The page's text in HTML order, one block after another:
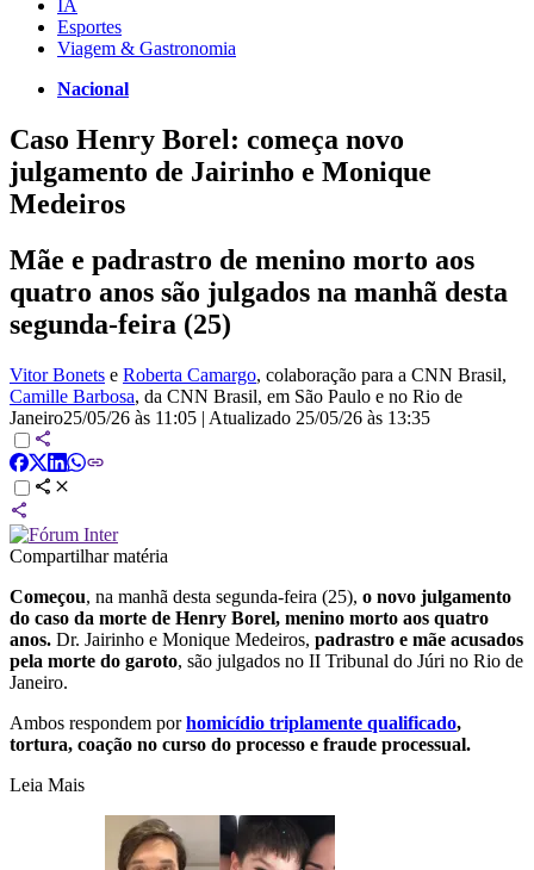
IA
Esportes
Viagem & Gastronomia
Nacional
Caso Henry Borel: começa novo
julgamento de Jairinho e Monique
Medeiros
Mãe e padrastro de menino morto aos
quatro anos são julgados na manhã desta
segunda-feira (25)
Vitor Bonets e Roberta Camargo, colaboração para a CNN Brasil,
Camille Barbosa, da CNN Brasil, em São Paulo e no Rio de
Janeiro25/05/26 às 11:05 | Atualizado 25/05/26 às 13:35
Compartilhar matéria
Começou, na manhã desta segunda-feira (25), o novo julgamento
do caso da morte de Henry Borel, menino morto aos quatro
anos. Dr. Jairinho e Monique Medeiros, padrastro e mãe acusados
pela morte do garoto, são julgados no II Tribunal do Júri no Rio de
Janeiro.
Ambos respondem por homicídio triplamente qualificado,
tortura, coação no curso do processo e fraude processual.
Leia Mais